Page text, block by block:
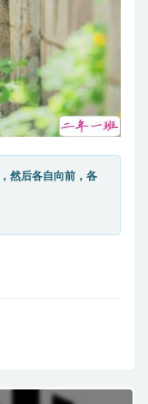
然后各自向前，各